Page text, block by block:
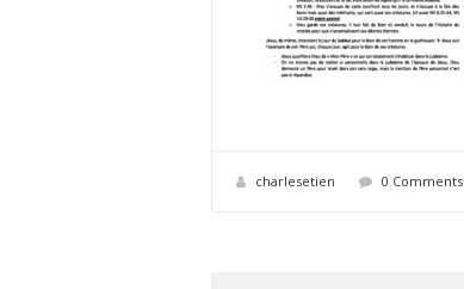
charlesetien 0 Comments